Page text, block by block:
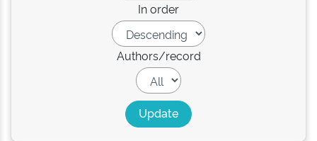
In order
Authors/record